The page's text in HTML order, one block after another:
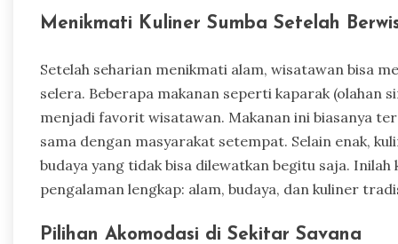
Menikmati Kuliner Sumba Setelah
Setelah seharian menikmati alam, wisatawan bisa
selera. Beberapa makanan seperti kaparak (olahan
menjadi favorit wisatawan. Makanan ini biasanya
sama dengan masyarakat setempat. Selain enak,
budaya yang tidak bisa dilewatkan begitu saja.
pengalaman lengkap: alam, budaya, dan kuliner
Pilihan Akomodasi di Sekitar Savana